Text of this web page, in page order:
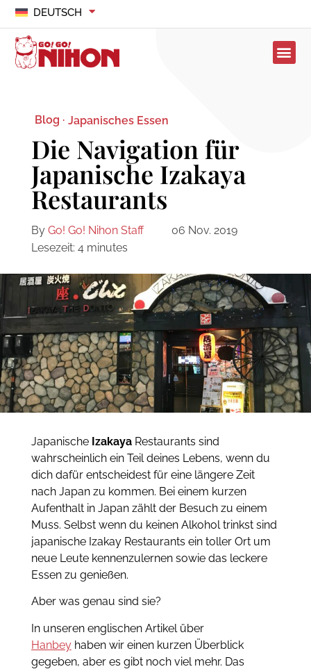
DEUTSCH
Blog · Japanisches Essen
Die Navigation für
Japanische Izakaya
Restaurants
By Go! Go! Nihon Staff
06 Nov. 2019
Lesezeit: 4 minutes
Japanische IzakayaRestaurants sind
wahrscheinlich ein Teil deines Lebens, wenn du
dich dafür entscheidest für eine längere Zeit
nach Japan zu kommen. Bei einem kurzen
Aufenthalt in Japan zählt der Besuch zu einem
Muss. Selbst wenn du keinen Alkohol trinkst sind
japanische Izakay Restaurants ein toller Ort um
neue Leute kennenzulernen sowie das leckere
Essen zu genießen.
Aber was genau sind sie?
In unseren englischen Artikel über
Hanbeyhaben wir einen kurzen Überblick
gegeben, aber es gibt noch viel mehr. Das